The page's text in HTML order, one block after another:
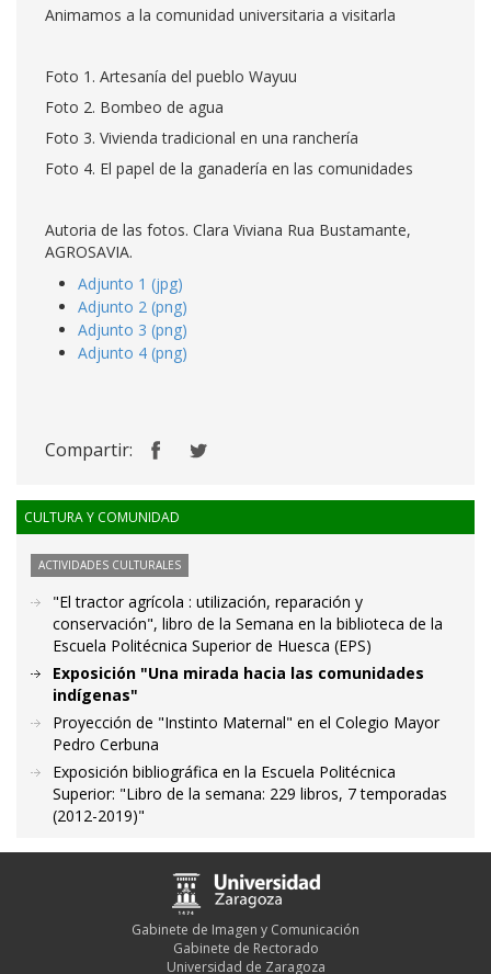
Animamos a la comunidad universitaria a visitarla
Foto 1. Artesanía del pueblo Wayuu
Foto 2. Bombeo de agua
Foto 3. Vivienda tradicional en una ranchería
Foto 4. El papel de la ganadería en las comunidades
Autoria de las fotos. Clara Viviana Rua Bustamante,
AGROSAVIA.
Adjunto 1 (jpg)
Adjunto 2 (png)
Adjunto 3 (png)
Adjunto 4 (png)
Compartir:
CULTURA Y COMUNIDAD
ACTIVIDADES CULTURALES
"El tractor agrícola : utilización, reparación y
conservación", libro de la Semana en la biblioteca de la
Escuela Politécnica Superior de Huesca (EPS)
Exposición "Una mirada hacia las comunidades
indígenas"
Proyección de "Instinto Maternal" en el Colegio Mayor
Pedro Cerbuna
Exposición bibliográfica en la Escuela Politécnica
Superior: "Libro de la semana: 229 libros, 7 temporadas
(2012-2019)"
Gabinete de Imagen y Comunicación
Gabinete de Rectorado
Universidad de Zaragoza